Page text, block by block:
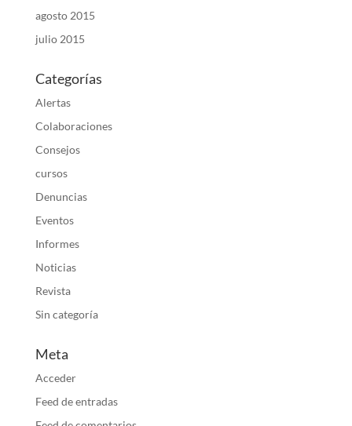
agosto 2015
julio 2015
Categorías
Alertas
Colaboraciones
Consejos
cursos
Denuncias
Eventos
Informes
Noticias
Revista
Sin categoría
Meta
Acceder
Feed de entradas